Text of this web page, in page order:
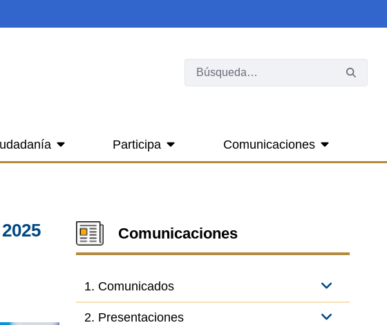
Participa Comunicaciones
Comunicaciones
1. Comunicados
2. Presentaciones